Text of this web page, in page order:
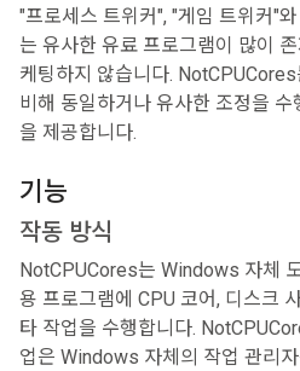
"프로세스 트위커", "게임 트위커"
는 유사한 유료 프로그램이 많이
케팅하지 않습니다.
비해 동일하거나 유사한 조정을
을 제공합니다.
기능
작동 방식
NotCPUCores는 Windows 자체
용 프로그램에 CPU 코어, 디스크
타 작업을 수행합니다.
업은 Windows 자체의 작업 관리